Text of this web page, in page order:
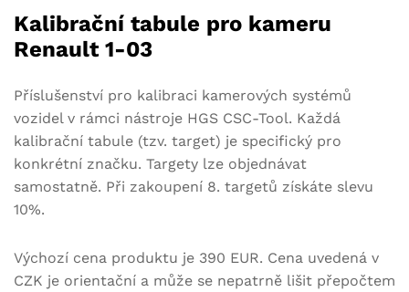
Kalibrační tabule pro kameru
Renault 1-03
Příslušenství pro kalibraci kamerových systémů
vozidel v rámci nástroje HGS CSC-Tool. Každá
kalibrační tabule (tzv. target) je specifický pro
konkrétní značku. Targety lze objednávat
samostatně. Při zakoupení 8. targetů získáte slevu
10%.
Výchozí cena produktu je 390 EUR. Cena uvedená v
CZK je orientační a může se nepatrně lišit přepočtem